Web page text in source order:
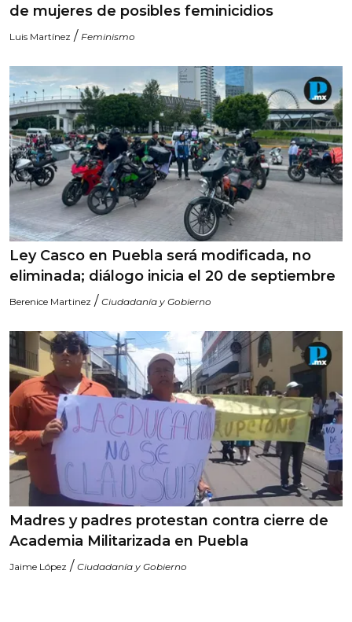
de mujeres de posibles feminicidios
Luis Martínez / Feminismo
Ley Casco en Puebla será modificada, no
eliminada; diálogo inicia el 20 de septiembre
Berenice Martinez / Ciudadanía y Gobierno
Madres y padres protestan contra cierre de
Academia Militarizada en Puebla
Jaime López / Ciudadanía y Gobierno